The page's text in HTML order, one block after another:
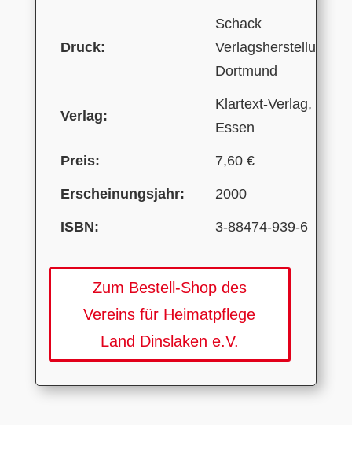
Druck:
Schack
Verlagsherstellung,
Dortmund
Verlag:
Klartext-Verlag,
Essen
Preis: 7,60 €
Erscheinungsjahr: 2000
ISBN: 3-88474-939-6
Zum Bestell-Shop des
Vereins für Heimatpflege
Land Dinslaken e.V.